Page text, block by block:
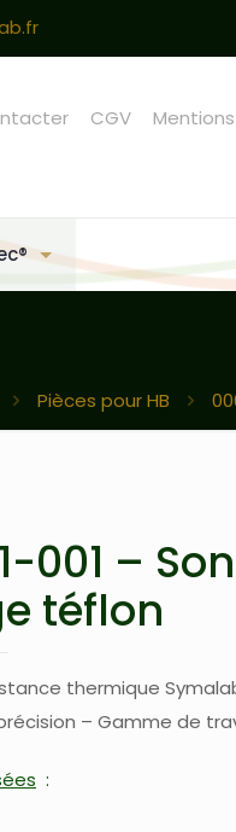
CGV
Pièces pour HB
001 –
téflon
thermique
– Gamme de